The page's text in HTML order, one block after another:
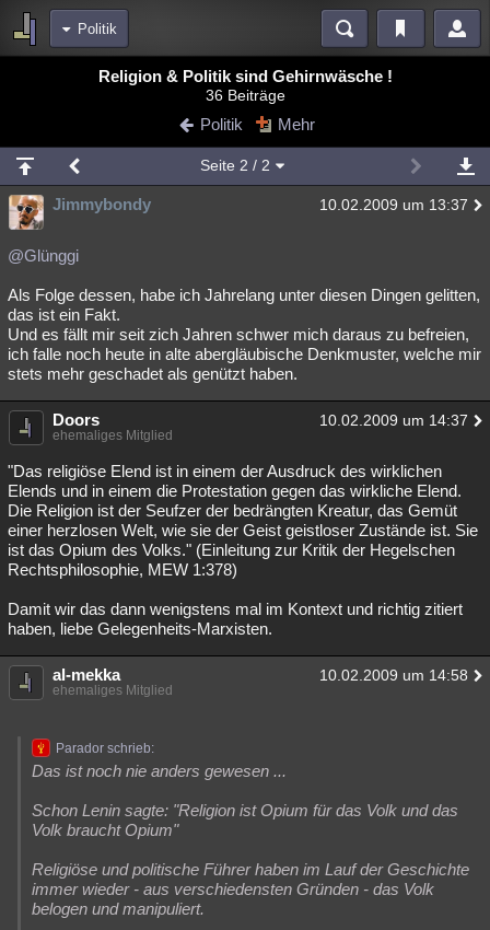
Politik
Blogs
Chat Wiki Neuigkeiten
meine Rubriken
Menschen Wissenschaft Mystery Kriminalfälle
Spiritualität
Natur Umfragen Unterhaltung
weitere Rubriken
Philosophie Träume Orte Esoterik Literatur
Astronomie Helpdesk Gruppen Gaming Filme
Musik Clash
Übersichten
Besucht Teilgenommen Alle Neue Geschlossen
Lesenswert Schlüsselwörter
Religion & Politik sind Gehirnwäsche !
36 Beiträge
Politik Mehr
Seite 2 / 2
Jimmybondy 10.02.2009 um 13:37
@Glünggi
Als Folge dessen, habe ich Jahrelang unter diesen Dingen gelitten,
das ist ein Fakt.
Und es fällt mir seit zich Jahren schwer mich daraus zu befreien,
ich falle noch heute in alte abergläubische Denkmuster, welche mir
stets mehr geschadet als genützt haben.
Doors 10.02.2009 um 14:37
ehemaliges Mitglied
"Das religiöse Elend ist in einem der Ausdruck des wirklichen
Elends und in einem die Protestation gegen das wirkliche Elend.
Die Religion ist der Seufzer der bedrängten Kreatur, das Gemüt
einer herzlosen Welt, wie sie der Geist geistloser Zustände ist. Sie
ist das Opium des Volks." (Einleitung zur Kritik der Hegelschen
Rechtsphilosophie, MEW 1:378)
Damit wir das dann wenigstens mal im Kontext und richtig zitiert
haben, liebe Gelegenheits-Marxisten.
al-mekka 10.02.2009 um 14:58
ehemaliges Mitglied
Parador schrieb:
Das ist noch nie anders gewesen ...
Schon Lenin sagte: "Religion ist Opium für das Volk und das
Volk braucht Opium"
Religiöse und politische Führer haben im Lauf der Geschichte
immer wieder - aus verschiedensten Gründen - das Volk
belogen und manipuliert.